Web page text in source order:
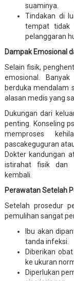
suaminya.
Tindakan di
tempat tidak
pelanggaran
Dampak Emosional
Selain fisik,
emosional.
berduka mendalam
alasan medis yang
Dukungan dari
penting. Konseling
memproses
pascakeguguran
Dokter kandungan
istirahat fisik dan
kembali.
Perawatan Setelah
Setelah prosedur
pemulihan sangat
Ibu akan
tanda infeksi.
Diberikan
ke ukuran
Diperlukan